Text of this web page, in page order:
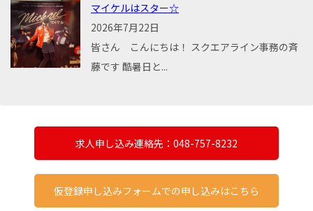
マイケルはスター☆
2026年7月22日
皆さん こんにちは！ スクエアライン事務の斉
藤です 酷暑日と...
求人申し込み連絡先：048-757-8232
仮登録申し込みフォームでの申し込みはこちら